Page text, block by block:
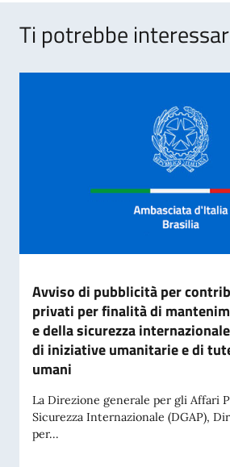
Ti potrebbe
Avviso di pubblicità per
privati per finalità di
e della sicurezza
di iniziative umanitarie e di
umani
La Direzione generale per gli Affari
Sicurezza Internazionale (DGAP),
per...